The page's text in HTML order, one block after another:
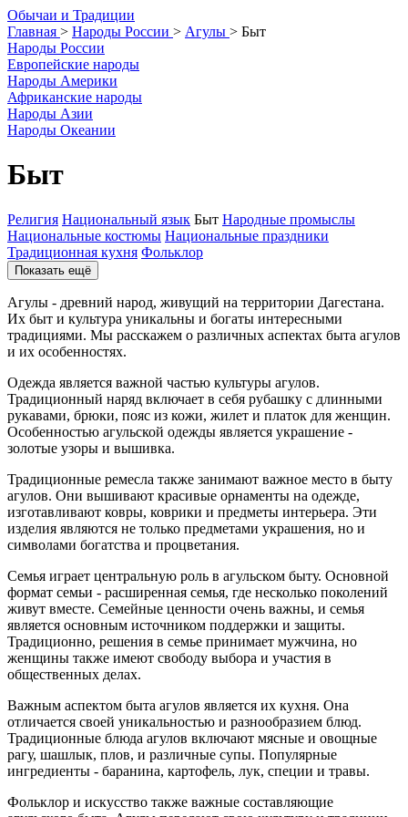
Обычаи и Традиции
Главная > Народы России > Агулы > Быт
Народы России
Европейские народы
Народы Америки
Африканские народы
Народы Азии
Народы Океании
Быт
Религия Национальный язык Быт Народные промыслы
Национальные костюмы Национальные праздники
Традиционная кухня Фольклор
Показать ещё
Агулы - древний народ, живущий на территории Дагестана.
Их быт и культура уникальны и богаты интересными
традициями. Мы расскажем о различных аспектах быта агулов
и их особенностях.
Одежда является важной частью культуры агулов.
Традиционный наряд включает в себя рубашку с длинными
рукавами, брюки, пояс из кожи, жилет и платок для женщин.
Особенностью агульской одежды является украшение -
золотые узоры и вышивка.
Традиционные ремесла также занимают важное место в быту
агулов. Они вышивают красивые орнаменты на одежде,
изготавливают ковры, коврики и предметы интерьера. Эти
изделия являются не только предметами украшения, но и
символами богатства и процветания.
Семья играет центральную роль в агульском быту. Основной
формат семьи - расширенная семья, где несколько поколений
живут вместе. Семейные ценности очень важны, и семья
является основным источником поддержки и защиты.
Традиционно, решения в семье принимает мужчина, но
женщины также имеют свободу выбора и участия в
общественных делах.
Важным аспектом быта агулов является их кухня. Она
отличается своей уникальностью и разнообразием блюд.
Традиционные блюда агулов включают мясные и овощные
рагу, шашлык, плов, и различные супы. Популярные
ингредиенты - баранина, картофель, лук, специи и травы.
Фольклор и искусство также важные составляющие